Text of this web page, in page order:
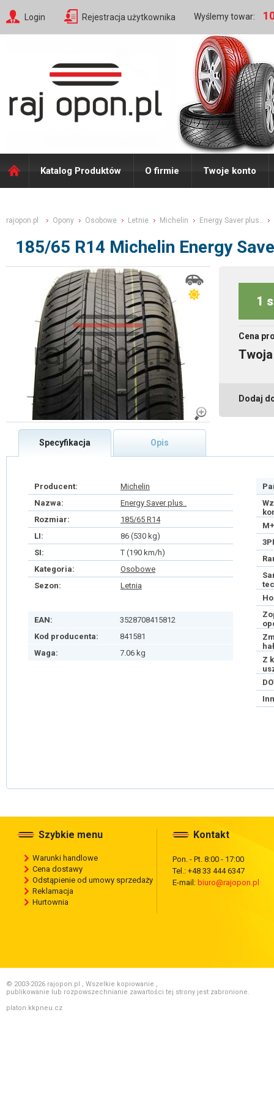
Login Rejestracja użytkownika Wyślemy towar:
Katalog Produktów O firmie Twoje konto
rajopon.pl Opony Osobowe Letnie Michelin Energy Saver plus..
185/65 R14 Michelin Energy
1
Cena
Dodaj
Specyfikacja Opis
Producent:
Michelin
Nazwa:
Energy Saver plus..
Rozmiar:
185/65 R14
LI:
86 (530 kg)
SI:
T (190 km/h)
Kategoria:
Osobowe
Sezon:
Letnia
EAN:
3528708415812
Kod producenta:
841581
Waga:
7.06 kg
Z
Szybkie menu
Warunki handlowe
Cena dostawy
Odstąpienie od umowy sprzedaży
Reklamacja
Hurtownia
Kontakt
Pon. - Pt. 8:00 - 17:00
Tel.: +48 33 444 6347
E-mail: biuro@rajopon.pl
© 2003-2026 rajopon.pl , Wszelkie kopiowanie ,
publikowanie lub rozpowszechnianie zawartości tej strony jest zabronione.
platon.kkpneu.cz